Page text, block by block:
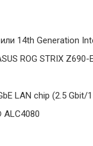
14th Generation
ROG STRIX Z690-
LAN chip (2.5 Gbit/
ALC4080